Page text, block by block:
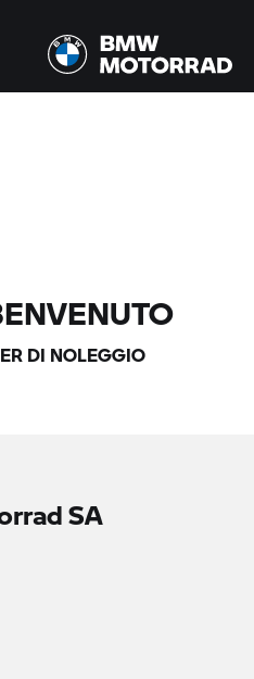
DI NOLEGGIO
SA